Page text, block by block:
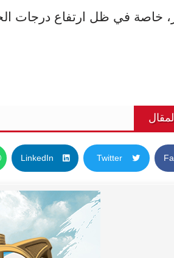
خاصة في ظل ارتفاع درجات
Twitter
LinkedIn